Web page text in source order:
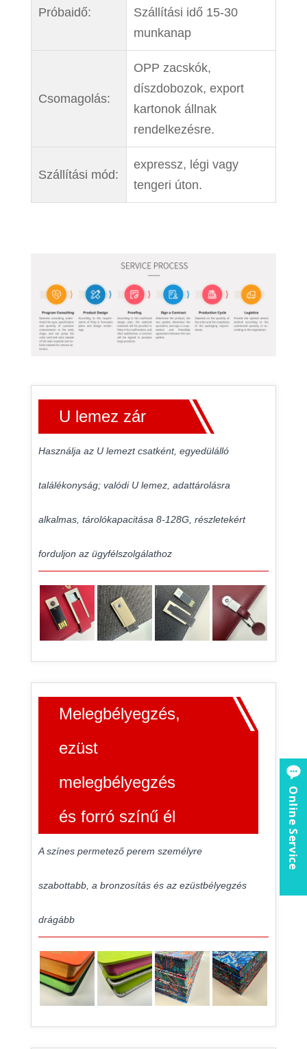
Próbaidő:
Szállítási idő 15-30
munkanap
Csomagolás:
OPP zacskók,
díszdobozok, export
kartonok állnak
rendelkezésre.
Szállítási mód:
expressz, légi vagy
tengeri úton.
U lemez zár
Használja az U lemezt csatként, egyedülálló
találékonyság; valódi U lemez, adattárolásra
alkalmas, tárolókapacitása 8-128G, részletekért
forduljon az ügyfélszolgálathoz
Melegbélyegzés,
ezüst
melegbélyegzés
és forró színű él
A színes permetező perem személyre
szabottabb, a bronzosítás és az ezüstbélyegzés
drágább
Online Service